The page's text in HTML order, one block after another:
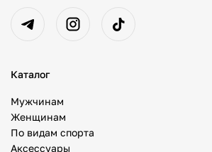
Каталог
Мужчинам
Женщинам
По видам спорта
Аксессуары